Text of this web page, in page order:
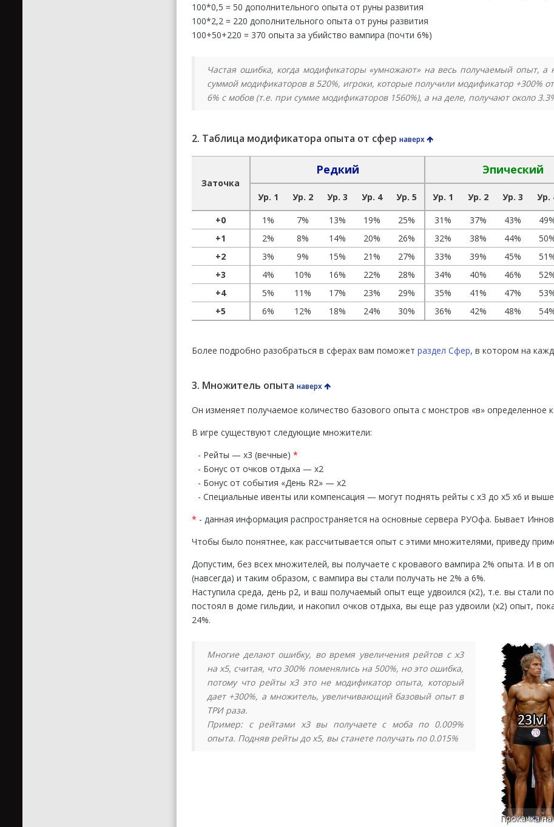
100*0,5 = 50 дополнительного опыта от руны развития
100*2,2 = 220 дополнительного опыта от руны развития
100+50+220 = 370 опыта за убийство вампира (почти 6%)
Частая ошибка, когда модификаторы «умножают» на весь получаемый опыт,
суммой модификаторов в 520%, игроки, которые получили модификатор +300%
6% с мобов (т.е. при сумме модификаторов 1560%), а на деле, получают около
2. Таблица модификатора опыта от сфер наверх
Заточка
Редкий Эпический
Ур. 1 Ур. 2 Ур. 3 Ур. 4 Ур. 5 Ур. 1 Ур. 2 Ур. 3 Ур.
+0
1% 7% 13% 19% 25% 31% 37% 43%
+1
2% 8% 14% 20% 26% 32% 38% 44%
+2
3% 9% 15% 21% 27% 33% 39% 45%
+3
4% 10% 16% 22% 28% 34% 40% 46%
+4
5% 11% 17% 23% 29% 35% 41% 47%
+5
6% 12% 18% 24% 30% 36% 42% 48%
Более подробно разобраться в сферах вам поможет раздел Сфер, в котором на
3. Множитель опыта наверх
Он изменяет получаемое количество базового опыта с монстров «в» определенное
В игре существуют следующие множители:
- Рейты — х3 (вечные) *
- Бонус от очков отдыха — х2
- Бонус от события «День R2» — х2
- Специальные ивенты или компенсация — могут поднять рейты с х3 до х5 х6 и
* - данная информация распространяется на основные сервера РУОфа. Бывает
Чтобы было понятнее, как рассчитывается опыт с этими множителями, приведу
Допустим, без всех множителей, вы получаете с кровавого вампира 2% опыта. И в
(навсегда) и таким образом, с вампира вы стали получать не 2% а 6%.
Наступила среда, день р2, и ваш получаемый опыт еще удвоился (х2), т.е. вы стали
постоял в доме гильдии, и накопил очков отдыха, вы еще раз удвоили (х2) опыт,
24%.
Многие делают ошибку, во время увеличения рейтов с х3
на х5, считая, что 300% поменялись на 500%, но это ошибка,
потому что рейты х3 это не модификатор опыта, который
дает +300%, а множитель, увеличивающий базовый опыт в
ТРИ раза.
Пример: с рейтами х3 вы получаете с моба по 0.009%
опыта. Подняв рейты до х5, вы станете получать по 0.015%
Прокачка